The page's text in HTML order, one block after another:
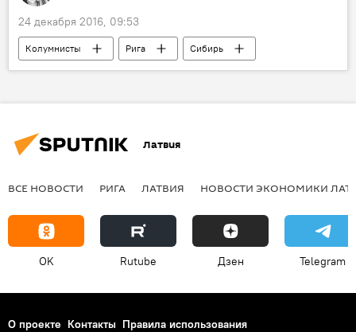
24 декабря 2016, 09:53
Колумнисты Рига
Сибирь
Алексей Стетюха
Валентин Роженцов
Латвия
ВСЕ НОВОСТИ РИГА ЛАТВИЯ НОВОСТИ ЭКОНОМИКИ
OK Rutube Дзен Telegram
О проекте Контакты Правила использования